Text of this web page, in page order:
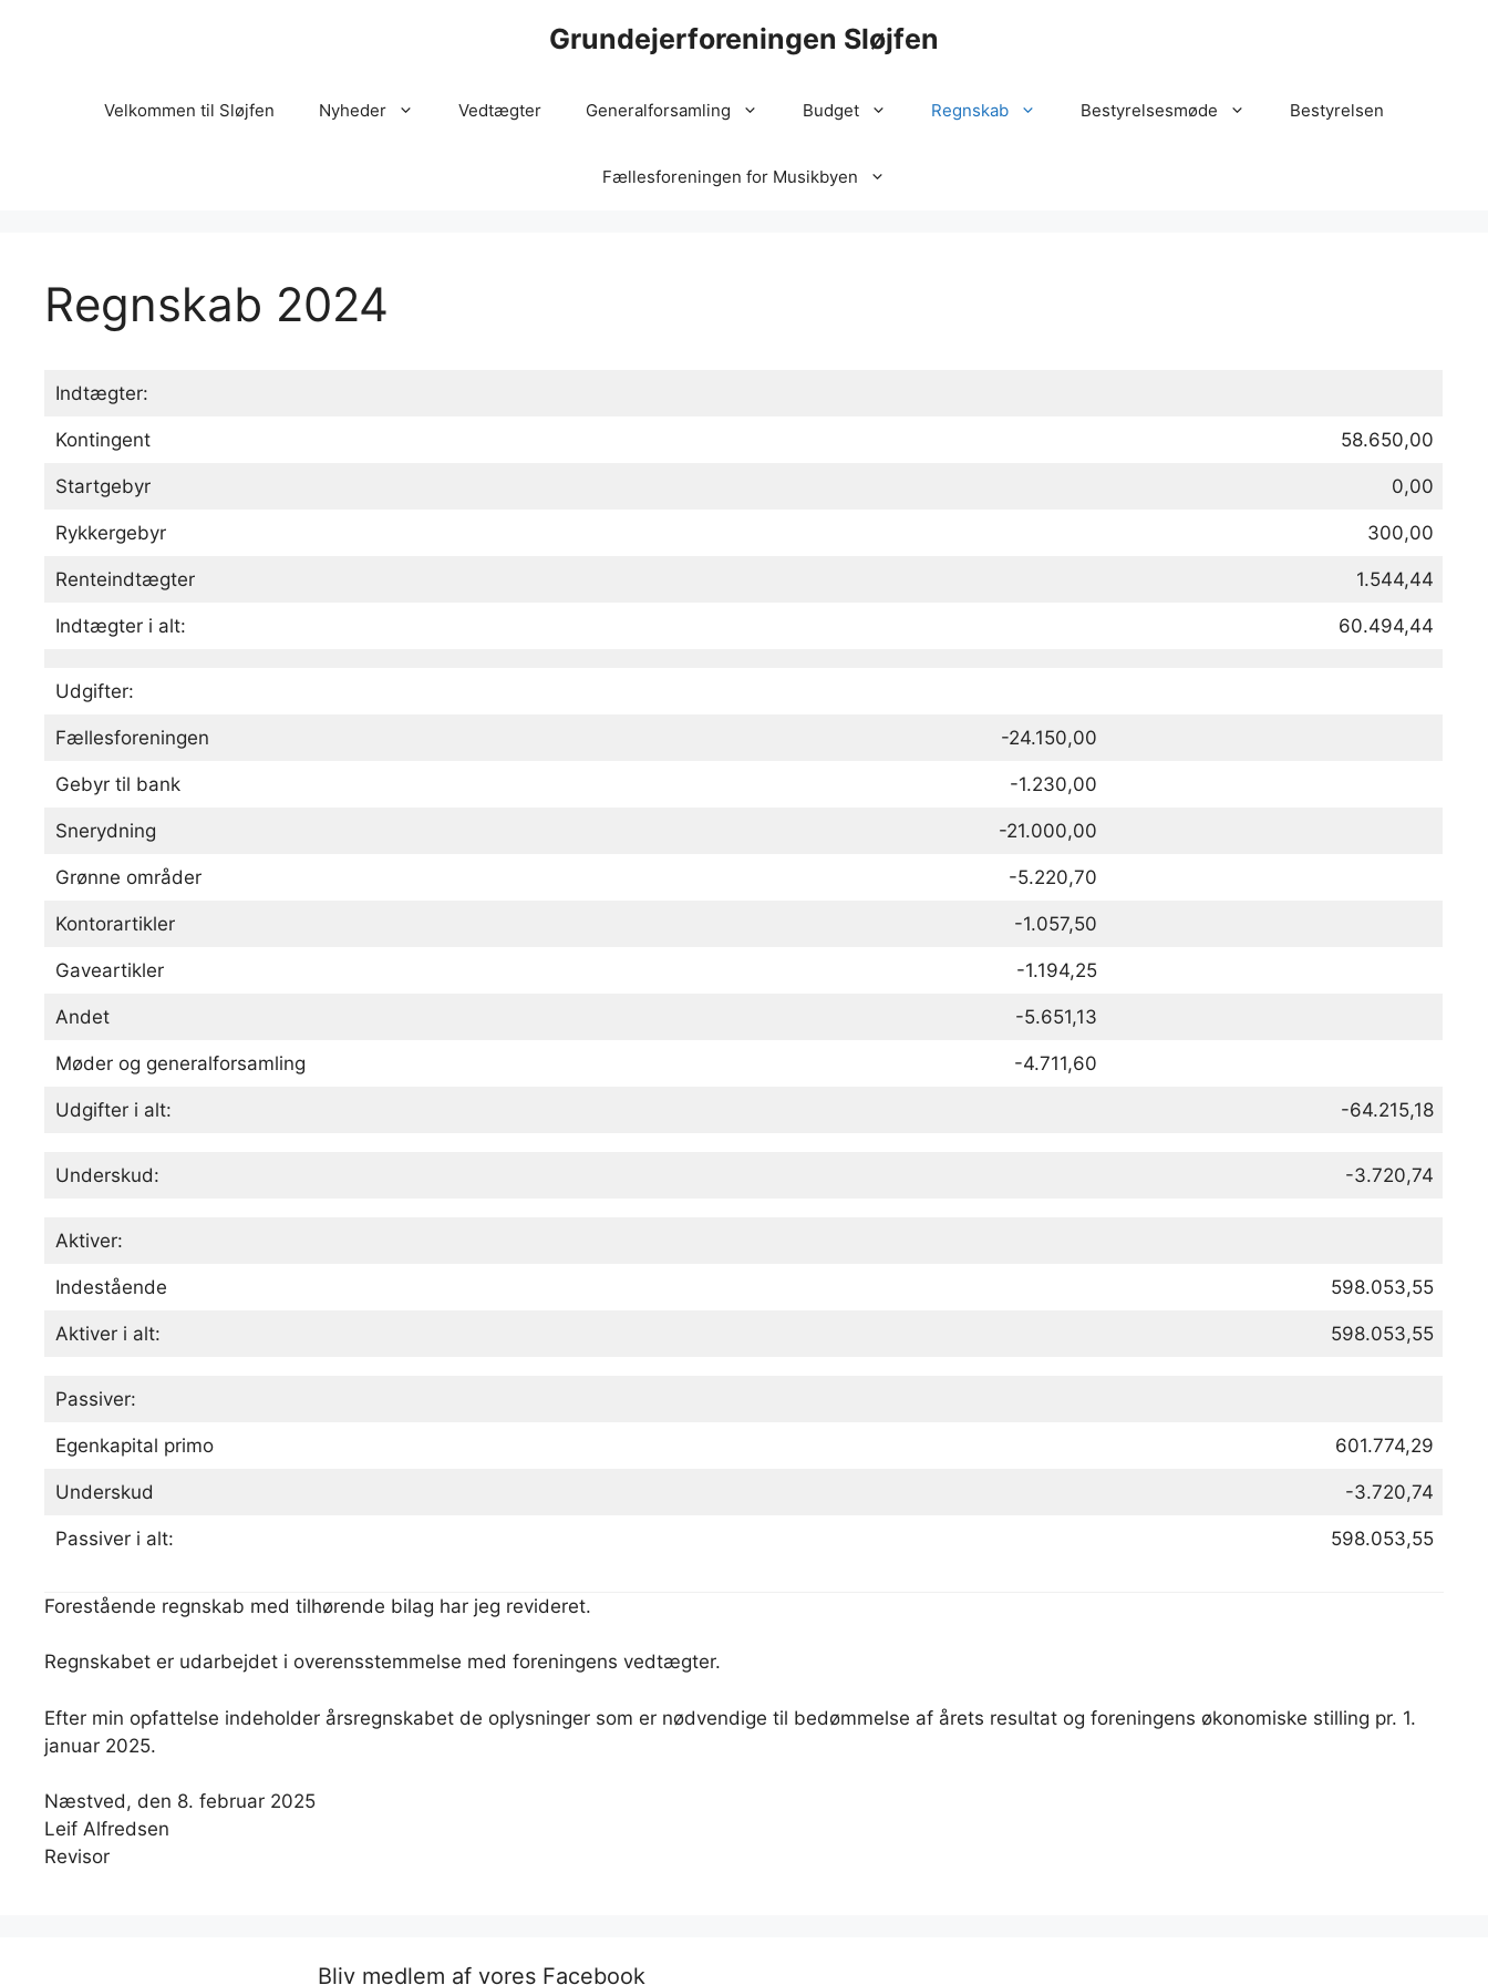
Grundejerforeningen Sløjfen
Velkommen til Sløjfen Nyheder Vedtægter Generalforsamling Budget Regnskab Bestyrelsesmøde Bestyrelsen
Fællesforeningen for Musikbyen
Regnskab 2024
Indtægter:
Kontingent 58.650,00
Startgebyr 0,00
Rykkergebyr 300,00
Renteindtægter 1.544,44
Indtægter i alt: 60.494,44
Udgifter:
Fællesforeningen -24.150,00
Gebyr til bank -1.230,00
Snerydning -21.000,00
Grønne områder -5.220,70
Kontorartikler -1.057,50
Gaveartikler -1.194,25
Andet -5.651,13
Møder og generalforsamling -4.711,60
Udgifter i alt: -64.215,18
Underskud: -3.720,74
Aktiver:
Indestående 598.053,55
Aktiver i alt: 598.053,55
Passiver:
Egenkapital primo 601.774,29
Underskud -3.720,74
Passiver i alt: 598.053,55
Forestående regnskab med tilhørende bilag har jeg revideret.
Regnskabet er udarbejdet i overensstemmelse med foreningens vedtægter.
Efter min opfattelse indeholder årsregnskabet de oplysninger som er nødvendige til bedømmelse af årets resultat og foreningens økonomiske stilling pr. 1.
januar 2025.
Næstved, den 8. februar 2025
Leif Alfredsen
Revisor
Bliv medlem af vores Facebook